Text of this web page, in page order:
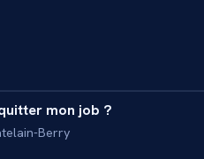
mon job ?
Berry